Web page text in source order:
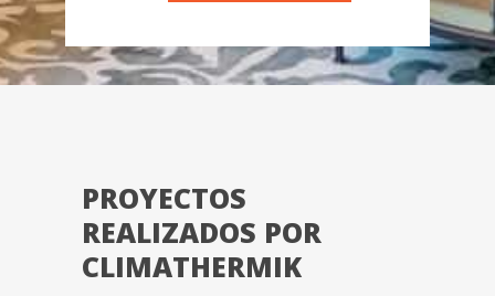
PROYECTOS
REALIZADOS POR
CLIMATHERMIK